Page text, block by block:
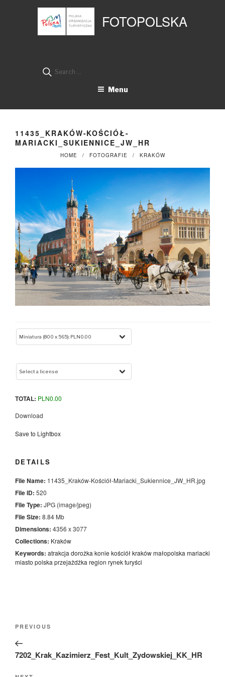
FOTOPOLSKA
Search
Menu
11435_KRAKÓW-KOŚCIÓŁ-
MARIACKI_SUKIENNICE_JW_HR
HOME FOTOGRAFIE KRAKÓW
TOTAL: PLN0.00
Download
Save to Lightbox
DETAILS
File Name: 11435_Kraków-Kościół-Mariacki_Sukiennice_JW_HR.jpg
File ID: 520
File Type: JPG (image/jpeg)
File Size: 8.84 Mb
Dimensions: 4356 x 3077
Collections: Kraków
Keywords: atrakcja dorożka konie kościół krakówmałopolska mariacki
miasto polska przejażdżka region rynekturyści
Nawigacja
Previous
Post
PREVIOUS
7202_Krak_Kazimierz_Fest_Kult_Zydowskiej_KK_HR
Panel zarządzania plikami cookies